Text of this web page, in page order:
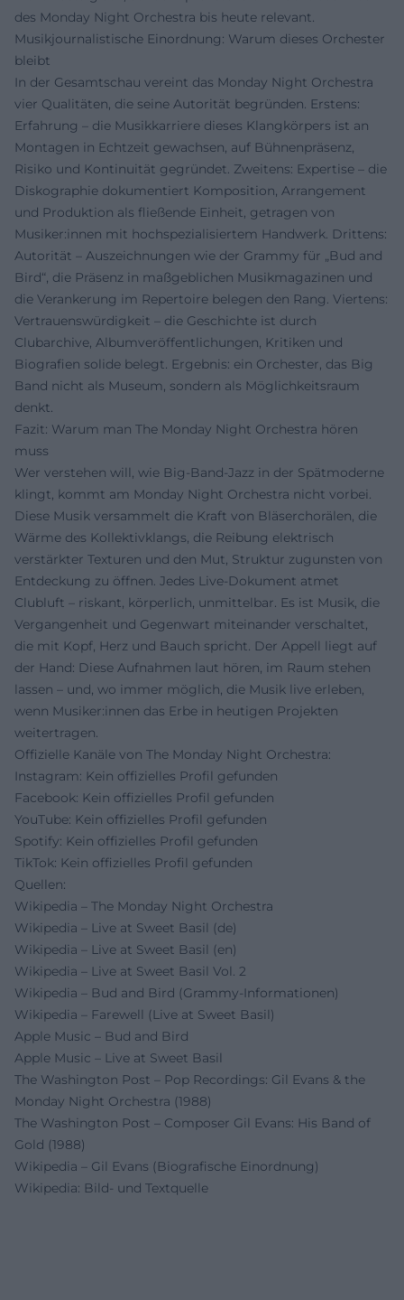
des Monday Night Orchestra bis heute relevant.
Musikjournalistische Einordnung: Warum dieses Orchester
bleibt
In der Gesamtschau vereint das Monday Night Orchestra
vier Qualitäten, die seine Autorität begründen. Erstens:
Erfahrung – die Musikkarriere dieses Klangkörpers ist an
Montagen in Echtzeit gewachsen, auf Bühnenpräsenz,
Risiko und Kontinuität gegründet. Zweitens: Expertise – die
Diskographie dokumentiert Komposition, Arrangement
und Produktion als fließende Einheit, getragen von
Musiker:innen mit hochspezialisiertem Handwerk. Drittens:
Autorität – Auszeichnungen wie der Grammy für „Bud and
Bird“, die Präsenz in maßgeblichen Musikmagazinen und
die Verankerung im Repertoire belegen den Rang. Viertens:
Vertrauenswürdigkeit – die Geschichte ist durch
Clubarchive, Albumveröffentlichungen, Kritiken und
Biografien solide belegt. Ergebnis: ein Orchester, das Big
Band nicht als Museum, sondern als Möglichkeitsraum
denkt.
Fazit: Warum man The Monday Night Orchestra hören
muss
Wer verstehen will, wie Big-Band-Jazz in der Spätmoderne
klingt, kommt am Monday Night Orchestra nicht vorbei.
Diese Musik versammelt die Kraft von Bläserchorälen, die
Wärme des Kollektivklangs, die Reibung elektrisch
verstärkter Texturen und den Mut, Struktur zugunsten von
Entdeckung zu öffnen. Jedes Live-Dokument atmet
Clubluft – riskant, körperlich, unmittelbar. Es ist Musik, die
Vergangenheit und Gegenwart miteinander verschaltet,
die mit Kopf, Herz und Bauch spricht. Der Appell liegt auf
der Hand: Diese Aufnahmen laut hören, im Raum stehen
lassen – und, wo immer möglich, die Musik live erleben,
wenn Musiker:innen das Erbe in heutigen Projekten
weitertragen.
Offizielle Kanäle von The Monday Night Orchestra:
Instagram: Kein offizielles Profil gefunden
Facebook: Kein offizielles Profil gefunden
YouTube: Kein offizielles Profil gefunden
Spotify: Kein offizielles Profil gefunden
TikTok: Kein offizielles Profil gefunden
Quellen:
Wikipedia – The Monday Night Orchestra
Wikipedia – Live at Sweet Basil (de)
Wikipedia – Live at Sweet Basil (en)
Wikipedia – Live at Sweet Basil Vol. 2
Wikipedia – Bud and Bird (Grammy-Informationen)
Wikipedia – Farewell (Live at Sweet Basil)
Apple Music – Bud and Bird
Apple Music – Live at Sweet Basil
The Washington Post – Pop Recordings: Gil Evans & the
Monday Night Orchestra (1988)
The Washington Post – Composer Gil Evans: His Band of
Gold (1988)
Wikipedia – Gil Evans (Biografische Einordnung)
Wikipedia: Bild- und Textquelle